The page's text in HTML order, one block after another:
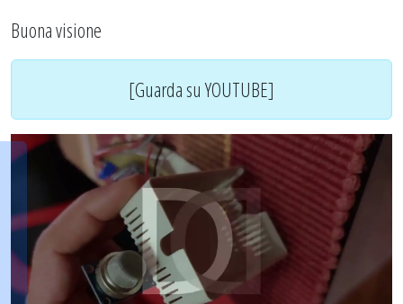
Buona visione
[Guarda su YOUTUBE]